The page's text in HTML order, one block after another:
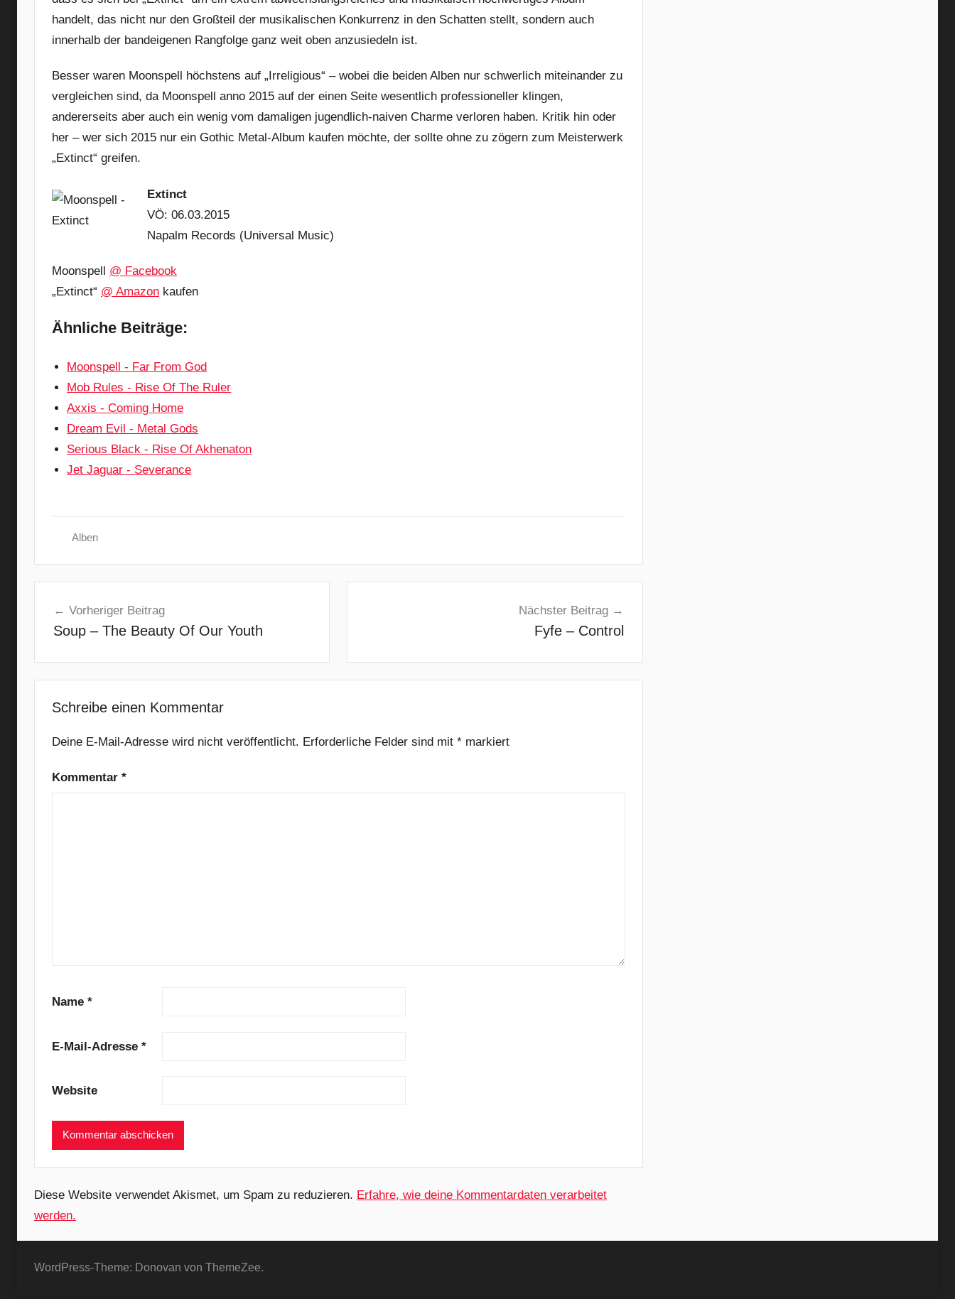
handelt, das nicht nur den Großteil der musikalischen Konkurrenz in den Schatten stellt, sondern auch
innerhalb der bandeigenen Rangfolge ganz weit oben anzusiedeln ist.
Besser waren Moonspell höchstens auf „Irreligious“ – wobei die beiden Alben nur schwerlich miteinander zu
vergleichen sind, da Moonspell anno 2015 auf der einen Seite wesentlich professioneller klingen,
andererseits aber auch ein wenig vom damaligen jugendlich-naiven Charme verloren haben. Kritik hin oder
her – wer sich 2015 nur ein Gothic Metal-Album kaufen möchte, der sollte ohne zu zögern zum Meisterwerk
„Extinct“ greifen.
Extinct
VÖ: 06.03.2015
Napalm Records (Universal Music)
Moonspell @ Facebook
„Extinct“ @ Amazon kaufen
Ähnliche Beiträge:
Moonspell - Far From God
Mob Rules - Rise Of The Ruler
Axxis - Coming Home
Dream Evil - Metal Gods
Serious Black - Rise Of Akhenaton
Jet Jaguar - Severance
Alben
e
a
(
n
e
D
r
t
l
,
D
Vorheriger Beitrag
Soup – The Beauty Of Our Youth
Nächster Beitrag
Fyfe – Control
Schreibe einen Kommentar
Deine E-Mail-Adresse wird nicht veröffentlicht. Erforderliche Felder sind mit * markiert
Kommentar *
Name *
E-Mail-Adresse *
Website
Diese Website verwendet Akismet, um Spam zu reduzieren. Erfahre, wie deine Kommentardaten verarbeitet
werden.
WordPress-Theme: Donovan von ThemeZee.